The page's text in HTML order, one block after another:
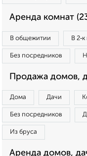
Аренда комнат
В общежитии В
Без посредников
Продажа домов,
Дома Дачи
Без посредников
Из бруса
Аренда домов,